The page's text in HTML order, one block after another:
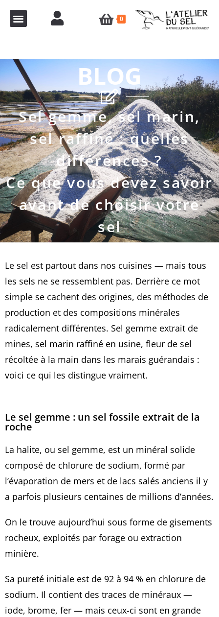
0
BLOG
Sel gemme, sel marin,
sel raffiné : quelles
différences ?
Ce que vous devez savoir
avant de choisir votre
sel
Le sel est partout dans nos cuisines — mais tous
les sels ne se ressemblent pas. Derrière ce mot
simple se cachent des origines, des méthodes de
production et des compositions minérales
radicalement différentes. Sel gemme extrait de
mines, sel marin raffiné en usine, fleur de sel
récoltée à la main dans les marais guérandais :
voici ce qui les distingue vraiment.
Le sel gemme : un sel fossile extrait de la
roche
La halite, ou sel gemme, est un minéral solide
composé de chlorure de sodium, formé par
l’évaporation de mers et de lacs salés anciens il y
a parfois plusieurs centaines de millions d’années.
On le trouve aujourd’hui sous forme de gisements
rocheux, exploités par forage ou extraction
minière.
Sa pureté initiale est de 92 à 94 % en chlorure de
sodium. Il contient des traces de minéraux —
iode, brome, fer — mais ceux-ci sont en grande